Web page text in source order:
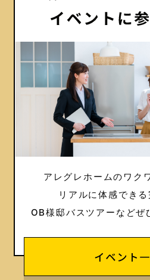
アレグレホームのワク
リアルに体感でき
OB様邸バスツアーなどぜ